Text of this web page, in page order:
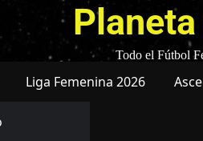
Todo el Fútbol
Liga Femenina 2026